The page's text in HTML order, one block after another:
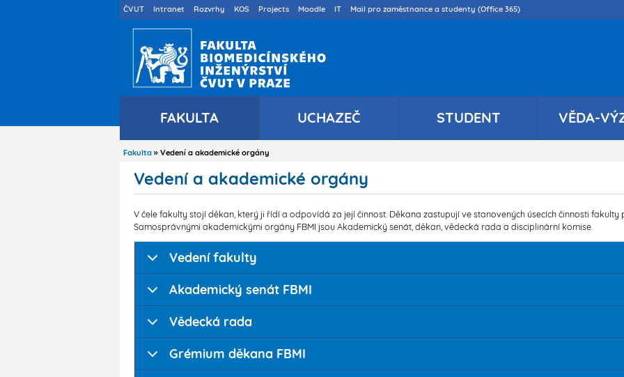
Přejít
k
Druhé
menu
ČVUT Intranet Rozvrhy KOS Projects Moodle IT Mail pro zaměstnance a studenty (Office 365)
FAKULTA UCHAZEČ STUDENT VĚDA-
Drobečková
Fakulta Vedení a akademické orgány
Vedení a akademické orgány
V čele fakulty stojí děkan, který ji řídí a odpovídá za její činnost. Děkana zastupují ve stanovených úsecích činnosti
Samosprávnými akademickými orgány FBMI jsou Akademický senát, děkan, vědecká rada a disciplinární komise.
Vedení fakulty
Akademický senát FBMI
Vědecká rada
Grémium děkana FBMI